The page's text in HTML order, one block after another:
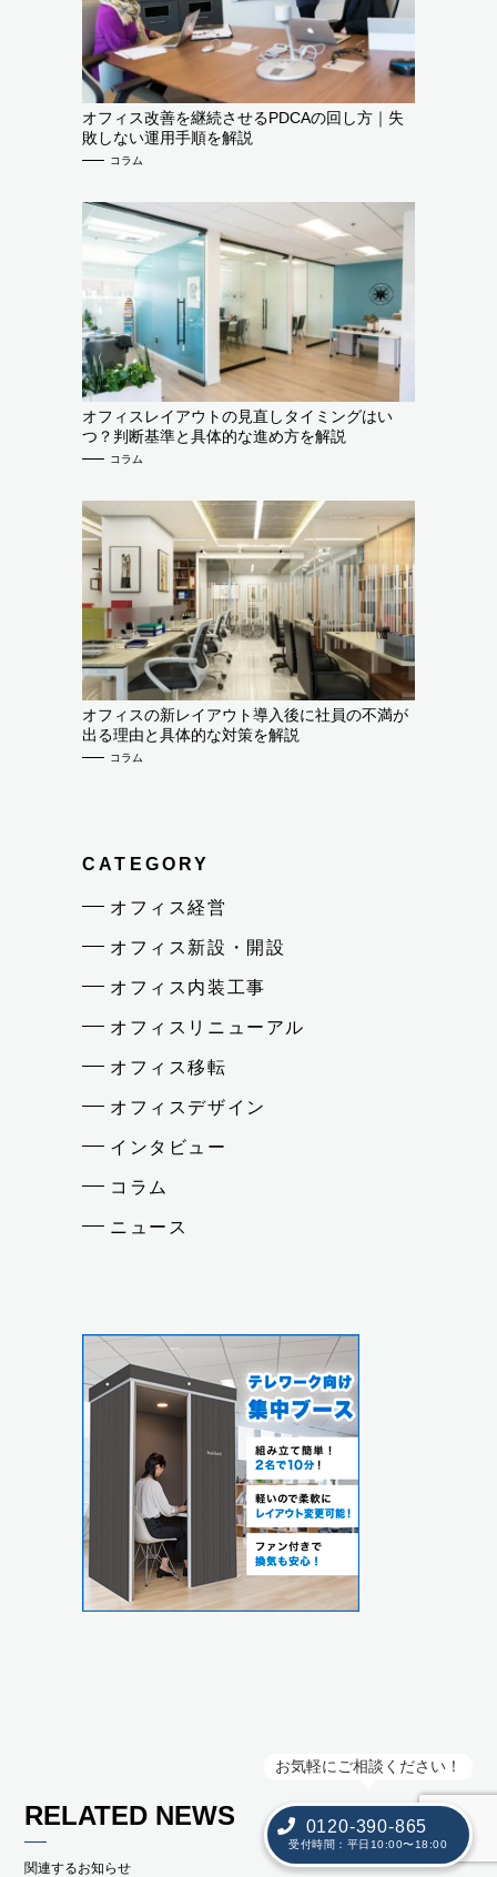
お気軽にご相談ください！
0120-390-865
受付時間：平日10:00〜18:00
オフィス改善を継続させるPDCAの回し方｜失
敗しない運用手順を解説
コラム
オフィスレイアウトの見直しタイミングはい
つ？判断基準と具体的な進め方を解説
コラム
オフィスの新レイアウト導入後に社員の不満が
出る理由と具体的な対策を解説
コラム
CATEGORY
オフィス経営
オフィス新設・開設
オフィス内装工事
オフィスリニューアル
オフィス移転
オフィスデザイン
インタビュー
コラム
ニュース
RELATED NEWS
関連するお知らせ